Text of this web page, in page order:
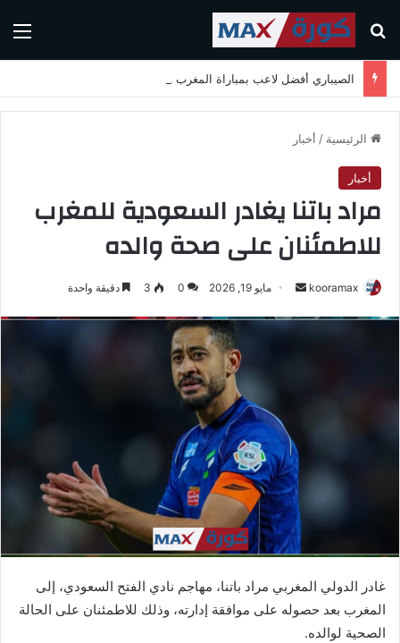
بحث عن
الرئيسية / أخبار
أخبار
مراد باتنا يغادر السعودية للمغرب
للاطمئنان على صحة والده
kooramax
س
د
ا
إ
ل
ك
ت
و
ن
مايو 19, 2026 0
3 دقيقة واحدة
غادر الدولي المغربي مراد باتنا، مهاجم نادي الفتح السعودي، إلى
المغرب بعد حصوله على موافقة إدارته، وذلك للاطمئنان على الحالة
الصحية لوالده.